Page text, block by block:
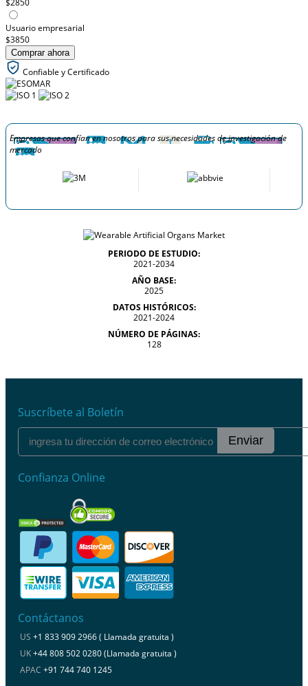
Usuario empresarial
$3850
Comprar ahora
Confiable y Certificado
Empresas que confían en nosotros para sus necesidades de investigación de
mercado
PERIODO DE ESTUDIO:
2021-2034
AÑO BASE:
2025
DATOS HISTÓRICOS:
2021-2024
NÚMERO DE PÁGINAS:
128
Suscríbete al Boletín
Enviar
Confianza Online
Contáctanos
US +1 833 909 2966 ( Llamada gratuita )
UK+44 808 502 0280 (Llamada gratuita )
APAC +91 744 740 1245